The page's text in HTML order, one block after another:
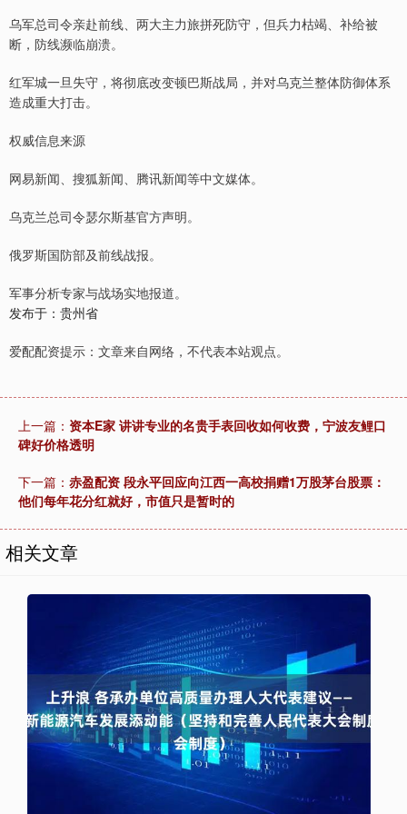
乌军总司令亲赴前线、两大主力旅拼死防守，但兵力枯竭、补给被
断，防线濒临崩溃。
红军城一旦失守，将彻底改变顿巴斯战局，并对乌克兰整体防御体系
造成重大打击。
权威信息来源
网易新闻、搜狐新闻、腾讯新闻等中文媒体。
乌克兰总司令瑟尔斯基官方声明。
俄罗斯国防部及前线战报。
军事分析专家与战场实地报道。
发布于：贵州省
爱配配资提示：文章来自网络，不代表本站观点。
上一篇： 资本E家 讲讲专业的名贵手表回收如何收费，宁波友鲤口
碑好价格透明
下一篇： 赤盈配资 段永平回应向江西一高校捐赠1万股茅台股票：
他们每年花分红就好，市值只是暂时的
相关文章